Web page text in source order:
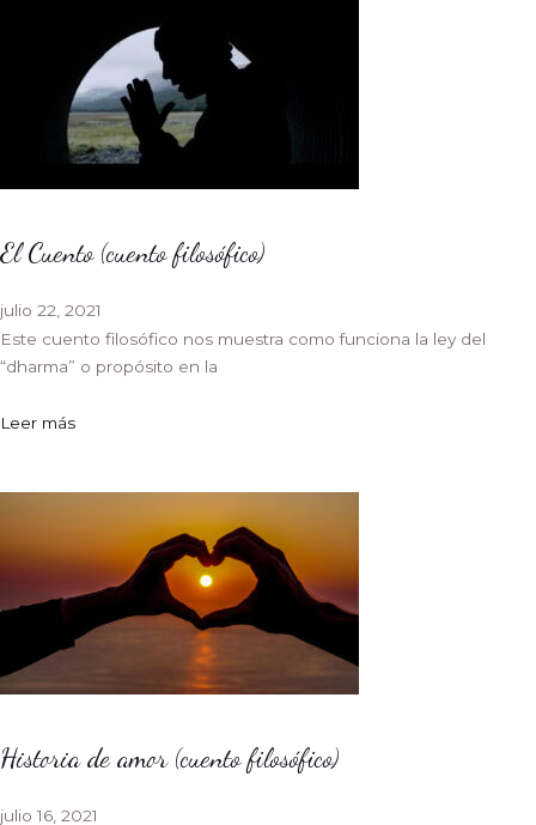
El Cuento (cuento filosófico)
julio 22, 2021
Este cuento filosófico nos muestra como funciona la ley del
“dharma” o propósito en la
Leer más
Historia de amor (cuento filosófico)
julio 16, 2021